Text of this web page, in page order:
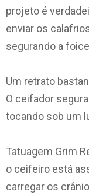
projeto é
enviar os
segurando a
Um retrato
O ceifador
tocando sob um
Tatuagem Grim
o ceifeiro está
carregar os